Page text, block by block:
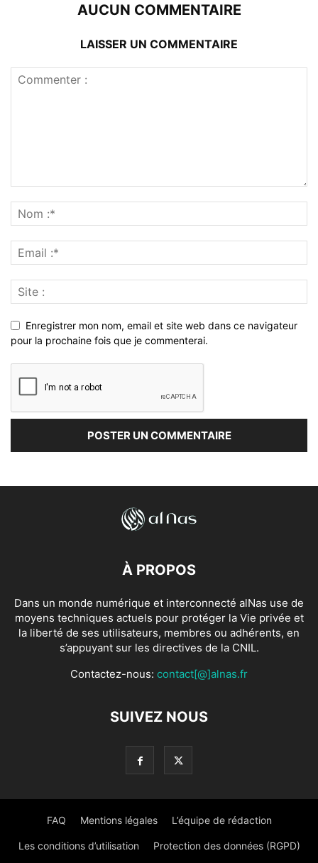
AUCUN COMMENTAIRE
LAISSER UN COMMENTAIRE
Enregistrer mon nom, email et site web dans ce navigateur
pour la prochaine fois que je commenterai.
À PROPOS
Dans un monde numérique et interconnecté alNas use de
moyens techniques actuels pour protéger la Vie privée et
la liberté de ses utilisateurs, membres ou adhérents, en
s’appuyant sur les directives de la CNIL.
Contactez-nous: contact[@]alnas.fr
SUIVEZ NOUS
FAQ Mentions légales L’équipe de rédaction
Les conditions d’utilisation Protection des données (RGPD)